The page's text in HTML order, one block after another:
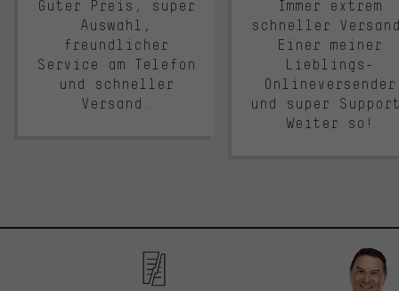
Guter Preis, super
Auswahl,
freundlicher
Service am Telefon
und schneller
Versand.
Immer extrem
schneller
Einer meiner
Lieblings-
Onlineversender
und super
Weiter so!